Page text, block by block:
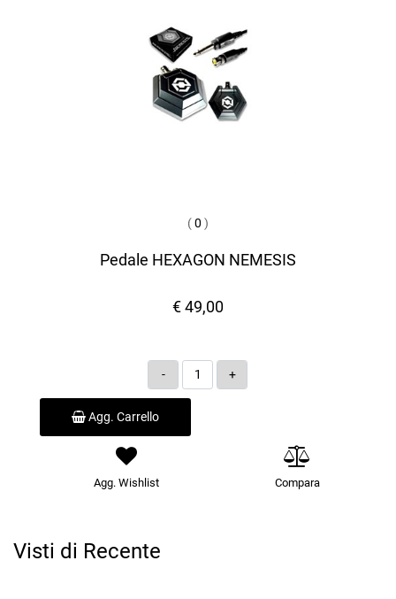
(0 )
Pedale HEXAGON NEMESIS
€ 49,00
Quantità
Agg. Carrello
Agg. Wishlist Compara
Visti di Recente